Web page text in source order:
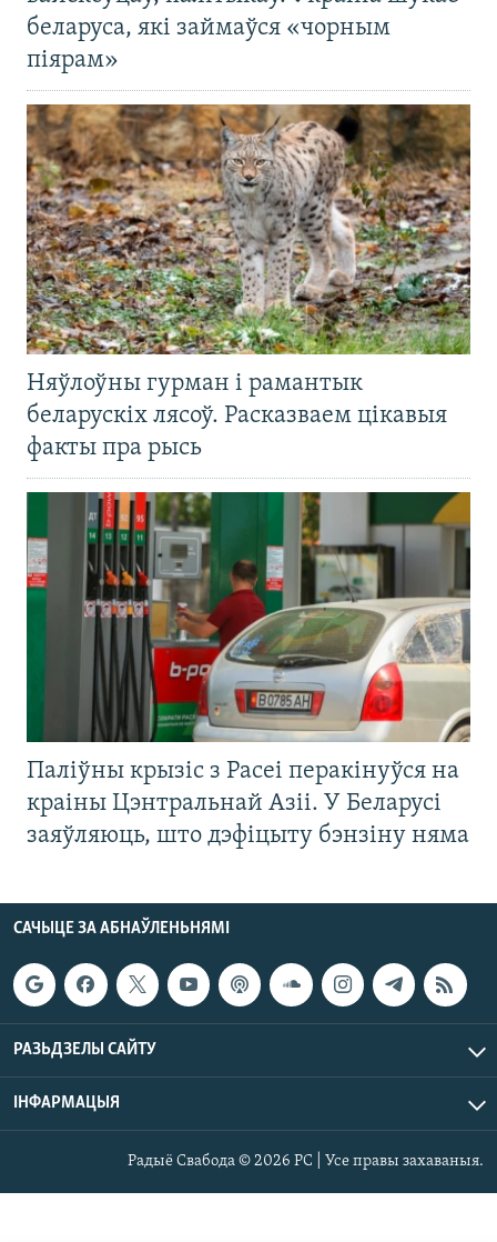
беларуса, які займаўся «чорным
піярам»
Няўлоўны гурман і рамантык
беларускіх лясоў. Расказваем цікавыя
факты пра рысь
Паліўны крызіс з Расеі перакінуўся на
краіны Цэнтральнай Азіі. У Беларусі
заяўляюць, што дэфіцыту бэнзіну няма
САЧЫЦЕ ЗА АБНАЎЛЕНЬНЯМІ
РАЗЬДЗЕЛЫ САЙТУ
ІНФАРМАЦЫЯ
Радыё Свабода © 2026 РС | Усе правы захаваныя.